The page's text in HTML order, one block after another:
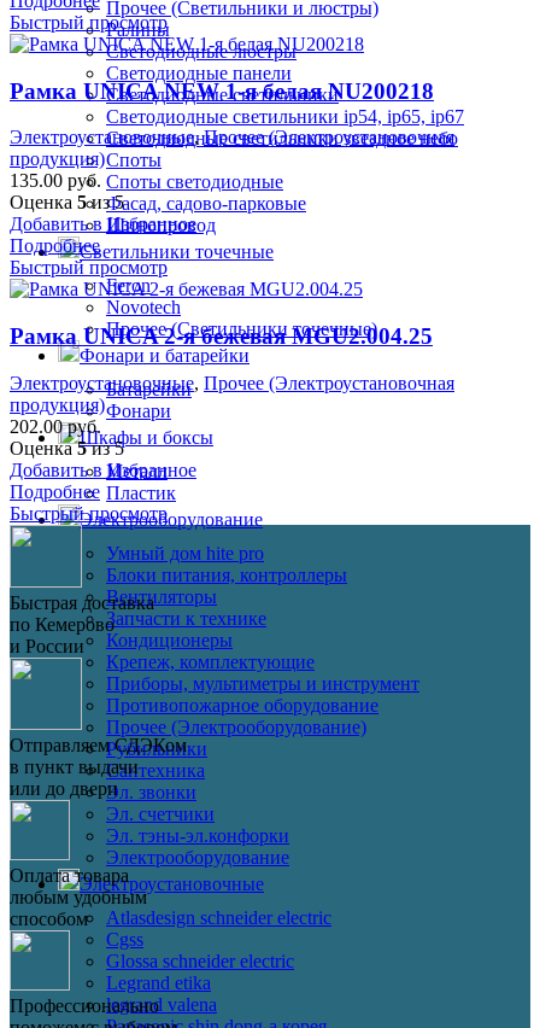
Прочее (Светильники и люстры)
Ралины
Светодиодные люстры
Светодиодные панели
Светодиодные светильники
Светодиодные светильники ip54, ip65, ip67
Светодиодные светильники звездное небо
Споты
Споты светодиодные
Фасад, садово-парковые
Шинопровод
Светильники точечные
Feron
Novotech
Прочее (Светильники точечные)
Фонари и батарейки
Батарейки
Фонари
Шкафы и боксы
Металл
Пластик
Электрооборудование
Умный дом hite pro
Блоки питания, контроллеры
Вентиляторы
Запчасти к технике
Кондиционеры
Крепеж, комплектующие
Приборы, мультиметры и инструмент
Противопожарное оборудование
Прочее (Электрооборудование)
Рубильники
Сантехника
Эл. звонки
Эл. счетчики
Эл. тэны-эл.конфорки
Электрооборудование
Электроустановочные
Atlasdesign schneider electric
Cgss
Glossa schneider electric
Legrand etika
legrand valena
Быстрый просмотр
Рамка UNICA NEW 1-я белая NU200218
Электроустановочные,Прочее (Электроустановочная
продукция)
135.00 руб.
Оценка 5из 5
Добавить в Избранное
Подробнее
Быстрый просмотр
Рамка UNICA 2-я бежевая MGU2.004.25
Электроустановочные, Прочее (Электроустановочная
продукция)
202.00руб.
Оценка5из 5
Добавить в Избранное
Подробнее
Быстрый просмотр
Быстрая доставка
по Кемерово
и России
Отправляем СДЭКом
в пункт выдачи
или до двери
Оплата товара
любым удобным
способом
Профессионально